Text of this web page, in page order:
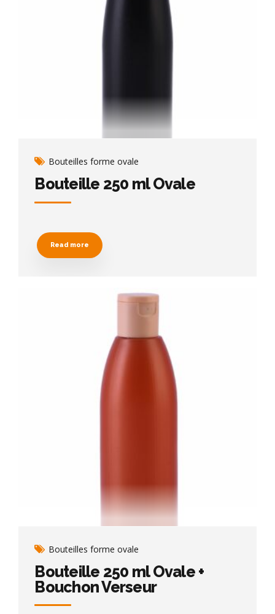
Bouteilles forme ovale
Bouteille 250 ml Ovale
Read more
Bouteilles forme ovale
Bouteille 250 ml Ovale +
Bouchon Verseur